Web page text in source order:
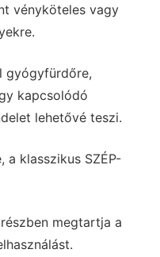
vényköteles vagy
gyógyfürdőre,
kapcsolódó
lehetővé teszi.
a klasszikus SZÉP-
megtartja a